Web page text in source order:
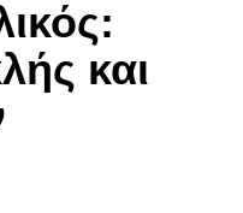
και